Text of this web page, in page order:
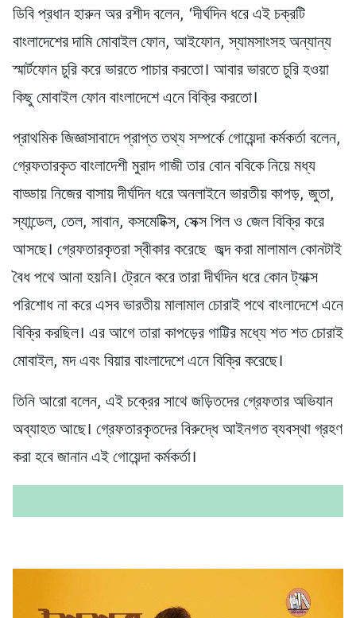
ডিবি প্রধান হারুন অর রশীদ বলেন, ‘দীর্ঘদিন ধরে এই চক্রটি
বাংলাদেশের দামি মোবাইল ফোন, আইফোন, স্যামসাংসহ অন্যান্য
স্মার্টফোন চুরি করে ভারতে পাচার করতো। আবার ভারতে চুরি হওয়া
কিছু মোবাইল ফোন বাংলাদেশে এনে বিক্রি করতো।
প্রাথমিক জিজ্ঞাসাবাদে প্রাপ্ত তথ্য সম্পর্কে গোয়েন্দা কর্মকর্তা বলেন,
গ্রেফতারকৃত বাংলাদেশী মুরাদ গাজী তার বোন ববিকে নিয়ে মধ্য
বাড্ডায় নিজের বাসায় দীর্ঘদিন ধরে অনলাইনে ভারতীয় কাপড়, জুতা,
স্যান্ডেল, তেল, সাবান, কসমেটিক্স, সেক্স পিল ও জেল বিক্রি করে
আসছে। গ্রেফতারকৃতরা স্বীকার করেছে জব্দ করা মালামাল কোনটাই
বৈধ পথে আনা হয়নি। ট্রেনে করে তারা দীর্ঘদিন ধরে কোন ট্যাক্স
পরিশোধ না করে এসব ভারতীয় মালামাল চোরাই পথে বাংলাদেশে এনে
বিক্রি করছিল। এর আগে তারা কাপড়ের গাট্টির মধ্যে শত শত চোরাই
মোবাইল, মদ এবং বিয়ার বাংলাদেশে এনে বিক্রি করেছে।
তিনি আরো বলেন, এই চক্রের সাথে জড়িতদের গ্রেফতার অভিযান
অব্যাহত আছে। গ্রেফতারকৃতদের বিরুদ্ধে আইনগত ব্যবস্থা গ্রহণ
করা হবে জানান এই গোয়েন্দা কর্মকর্তা।